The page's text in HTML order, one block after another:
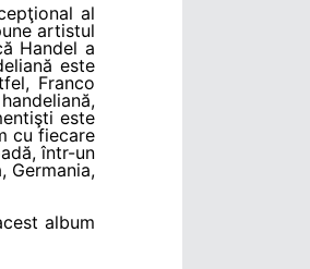
al
artistul
Handel a
este
Franco
este
cu fiecare
într-un
Germania,
album